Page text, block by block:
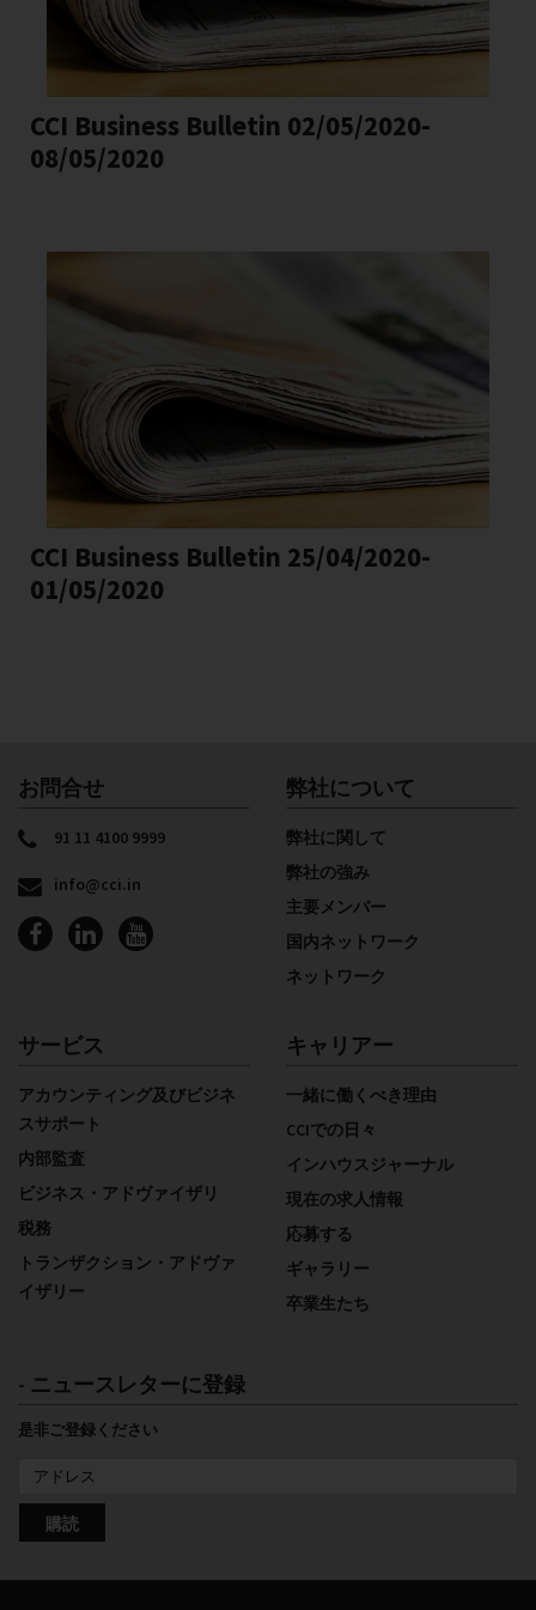
CCI Business Bulletin 02/05/2020-
08/05/2020
CCI Business Bulletin 25/04/2020-
01/05/2020
お問合せ
91 11 4100 9999
info@cci.in
弊社について
弊社に関して
弊社の強み
主要メンバー
国内ネットワーク
ネットワーク
サービス
アカウンティング及びビジネ
スサポート
内部監査
ビジネス・アドヴァイザリ
税務
トランザクション・アドヴァ
イザリー
キャリアー
一緒に働くべき理由
CCIでの日々
インハウスジャーナル
現在の求人情報
応募する
ギャラリー
卒業生たち
- ニュースレターに登録
是非ご登録ください
購読